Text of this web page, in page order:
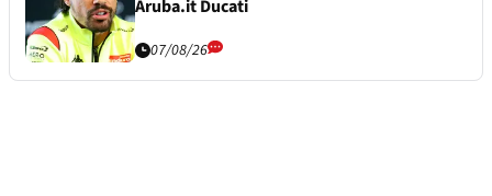
Aruba.it Ducati
07/08/26